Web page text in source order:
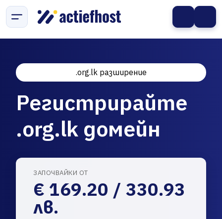
.org.lk разширение
Регистрирайте
.org.lk домейн
ЗАПОЧВАЙКИ ОТ
€ 169.20 / 330.93
лв.